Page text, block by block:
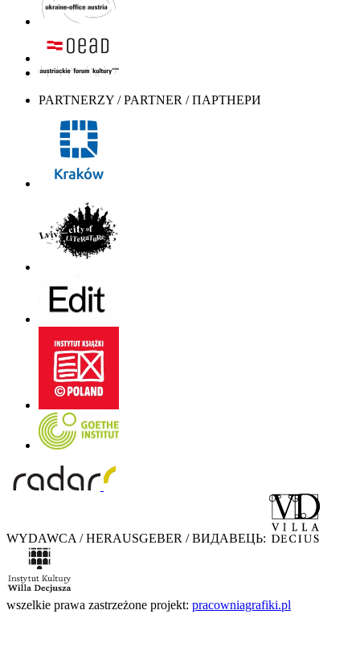
PARTNERZY / PARTNER / ПАРТНЕРИ
WYDAWCA / HERAUSGEBER / ВИДАВЕЦЬ:
wszelkie prawa zastrzeżone projekt: pracowniagrafiki.pl